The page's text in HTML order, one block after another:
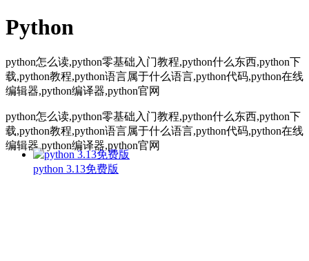
Python
python怎么读,python零基础入门教程,python什么东西,python下
载,python教程,python语言属于什么语言,python代码,python在线
编辑器,python编译器,python官网
python怎么读,python零基础入门教程,python什么东西,python下
载,python教程,python语言属于什么语言,python代码,python在线
编辑器,python编译器,python官网
python 3.13免费版